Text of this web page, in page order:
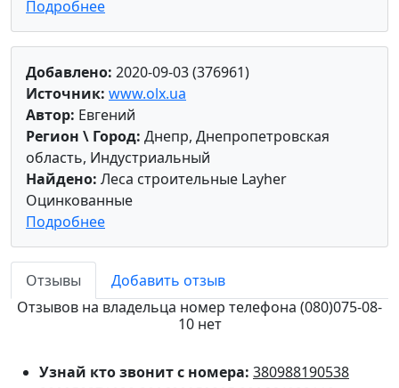
Подробнее
Добавлено: 2020-09-03 (376961)
Источник: www.olx.ua
Автор: Евгений
Регион \ Город: Днепр, Днепропетровская
область, Индустриальный
Найдено: Леса строительные Layher
Оцинкованные
Подробнее
Отзывы
Добавить отзыв
Отзывов на владельца номер телефона (080)075-08-
10 нет
Узнай кто звонит с номера: 380988190538